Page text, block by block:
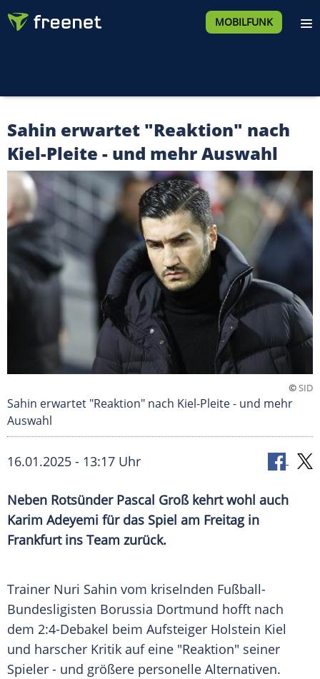
MOBILFUNK
Sahin erwartet "Reaktion" nach
Kiel-Pleite - und mehr Auswahl
©SID
Sahin erwartet "Reaktion" nach Kiel-Pleite - und mehr
Auswahl
16.01.2025 - 13:17 Uhr
Neben Rotsünder Pascal Groß kehrt wohl auch
Karim Adeyemi für das Spiel am Freitag in
Frankfurt ins Team zurück.
Trainer Nuri Sahin vom kriselnden Fußball-
Bundesligisten Borussia Dortmund hofft nach
dem 2:4-Debakel beim Aufsteiger Holstein Kiel
und harscher Kritik auf eine "Reaktion" seiner
Spieler - und größere personelle Alternativen.